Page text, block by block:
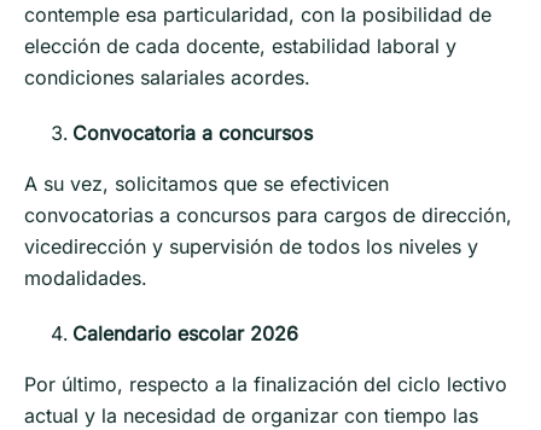
contemple esa particularidad, con la posibilidad de
elección de cada docente, estabilidad laboral y
condiciones salariales acordes.
Convocatoria a concursos
A su vez, solicitamos que se efectivicen
convocatorias a concursos para cargos de dirección,
vicedirección y supervisión de todos los niveles y
modalidades.
Calendario escolar 2026
Por último, respecto a la finalización del ciclo lectivo
actual y la necesidad de organizar con tiempo las